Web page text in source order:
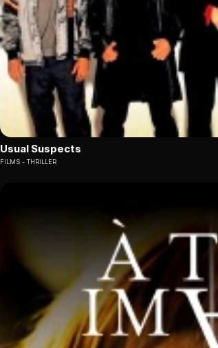
Usual Suspects
FILMS THRILLER